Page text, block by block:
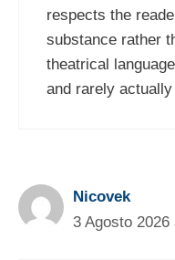
respects the
substance rather
theatrical
and rarely
Nicovek
3 Agosto 2026